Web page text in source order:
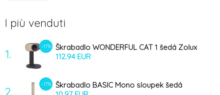
I più venduti
1.
-17%
Škrabadlo WONDERFUL CAT 1 šedá Zolux
112.94 EUR
2.
-17%
Škrabadlo BASIC Mono sloupek šedá